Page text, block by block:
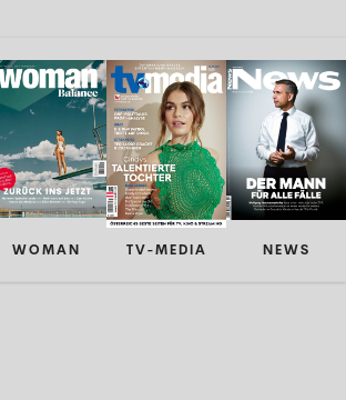
WOMAN TV-MEDIA NEWS